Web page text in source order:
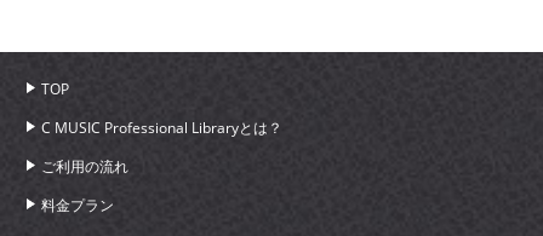
TOP
C MUSIC Professional Libraryとは？
ご利用の流れ
料金プラン